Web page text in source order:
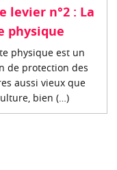
levier n°2 : La
physique
physique est un
de protection des
aussi vieux que
bien (…)